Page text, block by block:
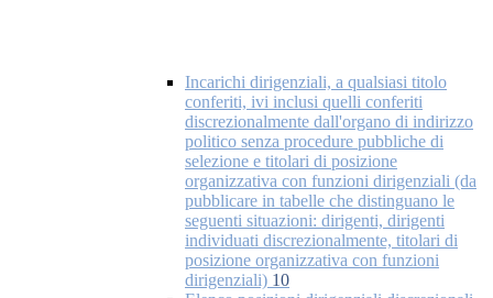
Incarichi dirigenziali, a qualsiasi titolo
conferiti, ivi inclusi quelli conferiti
discrezionalmente dall'organo di indirizzo
politico senza procedure pubbliche di
selezione e titolari di posizione
organizzativa con funzioni dirigenziali (da
pubblicare in tabelle che distinguano le
seguenti situazioni: dirigenti, dirigenti
individuati discrezionalmente, titolari di
posizione organizzativa con funzioni
dirigenziali) 10